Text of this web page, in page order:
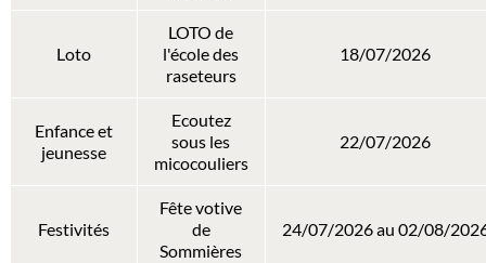
Loto
LOTO de
l'école des
raseteurs
18/07/2026
Enfance et
jeunesse
Ecoutez
sous les
micocouliers
22/07/2026
Festivités
Fête votive
de
Sommières
24/07/2026 au 02/08/